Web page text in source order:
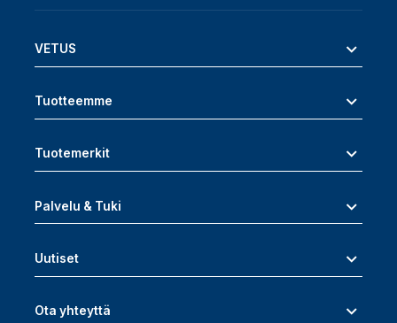
VETUS
Tuotteemme
Tuotemerkit
Palvelu & Tuki
Uutiset
Ota yhteyttä